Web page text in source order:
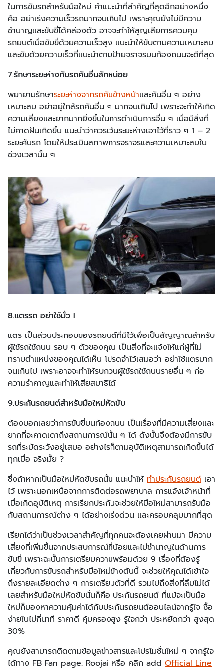
ในการขับรถสำหรับมือใหม่ คำแนะนำที่สำคัญที่สุดอีกอย่างหนึ่ง
คือ อย่าเร่งความเร็วรถมากจนเกินไป เพราะคุณยังไม่มีความ
ชำนาญและขับขี่ได้คล่องตัว อาจจะทำให้สูญเสียการควบคุม
รถยนต์เมื่อขับขี่ด้วยความเร็วสูง แนะนำให้ขับตามความเหมาะสม
และขับด้วยความเร็วที่แนะนำตามป้ายจราจรบนท้องถนนจะดีที่สุด
7.รักษาระยะห่างกับรถคันอื่นสักหน่อย
พยายามรักษาระยะห่างจากรถคันข้างหน้าและคันอื่น ๆ อย่าง
เหมาะสม อย่าอยู่ใกล้รถคันอื่น ๆ มากจนเกินไป เพราะจะทำให้เกิด
ความเสี่ยงและยากมากยิ่งขึ้นในการดำเนินการอื่น ๆ เมื่อมีสิ่งที่
ไม่คาดฝันเกิดขึ้น แนะนำว่าควรเว้นระยะห่างเอาไว้ที่ราว ๆ 1 – 2
ระยะคันรถ โดยให้ประเมินสภาพการจราจรและความเหมาะสมใน
ช่วงเวลานั้น ๆ
8.แตรรถ อย่าใช้มั่ว !
แตร เป็นส่วนประกอบของรถยนต์ที่มีไว้เพื่อเป็นสัญญาณสำหรับ
ผู้ใช้รถใช้ถนน รอบ ๆ ตัวของคุณ เป็นสิ่งที่จะแจ้งให้แก่ผู้ที่ไม่
ทราบตำแหน่งของคุณได้เห็น โปรดจำไว้เสมอว่า อย่าใช้แตรมาก
จนเกินไป เพราะอาจจะทำให้รบกวนผู้ใช้รถใช้ถนนรายอื่น ๆ ก่อ
ความรำคาญและทำให้เสียสมาธิได้
9.ประกันรถยนต์สำหรับมือใหม่หัดขับ
ต้องบอกเลยว่าการขับขี่บนท้องถนน เป็นเรื่องที่มีความเสี่ยงและ
ยากที่จะคาดเดาถึงสถานการณ์นั้น ๆ ได้ ดังนั้นจึงต้องมีการขับ
รถที่ระมัดระวังอยู่เสมอ อย่างไรก็ตามอุบัติเหตุสามารถเกิดขึ้นได้
ทุกเมื่อ จริงมั้ย ?
ซึ่งถ้าหากเป็นมือใหม่หัดขับรถนั้น แนะนำให้ ทำประกันรถยนต์ เอา
ไว้ เพราะนอกเหนือจากการติดต่อรถพยาบาล การแจ้งเจ้าหน้าที่
เมื่อเกิดอุบัติเหตุ การเรียกประกันจะช่วยให้มือใหม่สามารถรับมือ
กับสถานการณ์ต่าง ๆ ได้อย่างเร่งด่วน และครอบคลุมมากที่สุด
เรียกได้ว่าเป็นช่วงเวลาสำคัญที่ทุกคนจะต้องเคยผ่านมา มีความ
เสี่ยงที่เพิ่มขึ้นจากประสบการณ์ที่น้อยและไม่ชำนาญในด้านการ
ขับขี่ เพราะฉะนั้นการเตรียมความพร้อมด้วย 9 เรื่องที่ต้องรู้
เกี่ยวกับการขับรถสำหรับมือใหม่ข้างต้นนี้ จะช่วยให้คุณได้เข้าใจ
ถึงรายละเอียดต่าง ๆ การเตรียมตัวที่ดี รวมไปถึงสิ่งที่ลืมไม่ได้
เลยสำหรับมือใหม่หัดขับนั่นก็คือ ประกันรถยนต์ ที่แม้จะเป็นมือ
ใหม่ก็มองหาความคุ้มค่าได้กับประกันรถยนต์ออนไลน์จากรู้ใจ ซื้อ
ง่ายในไม่กี่นาที ราคาดี คุ้มครองสูง รู้ใจกว่า ประหยัดกว่า สูงสุด
30%
คุณยังสามารถติดตามข้อมูลข่าวสารและโปรโมชั่นใหม่ ๆ จากรู้ใจ
ได้ทาง FB Fan page: Roojai หรือ คลิก add Official Line